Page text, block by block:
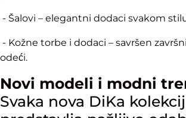
- Šalovi – elegantni dodaci svakom
- Kožne torbe i dodaci – savršen
odeći.
Novi modeli i modni
Svaka nova DiKa